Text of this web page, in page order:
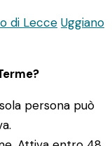
di Lecce Uggiano
persona può